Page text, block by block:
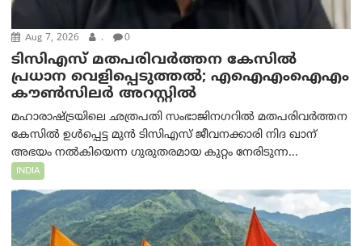
Aug 7, 2026 . 0
ടിസിഎസ് മതപരിവർത്തന കേസിൽ
പ്രധാന വെളിപ്പെടുത്തൽ; എഐഎംഐഎം
കൗൺസിലർ അറസ്റ്റിൽ
മഹാരാഷ്ട്രയിലെ ഛത്രപതി സംഭാജിനഗറിൽ മതപരിവർത്തന
കേസിൽ ഉൾപ്പെട്ട മുൻ ടിസിഎസ് ജീവനക്കാരി നിദ ഖാന്
അഭയം നൽകിയെന്ന ഗുരുതരമായ കുറ്റം നേരിടുന്ന...
INDIA